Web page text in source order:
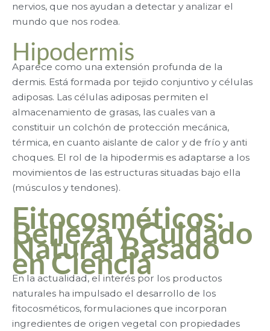
nervios, que nos ayudan a detectar y analizar el
mundo que nos rodea.
Hipodermis
Aparece como una extensión profunda de la
dermis. Está formada por tejido conjuntivo y células
adiposas. Las células adiposas permiten el
almacenamiento de grasas, las cuales van a
constituir un colchón de protección mecánica,
térmica, en cuanto aislante de calor y de frío y anti
choques. El rol de la hipodermis es adaptarse a los
movimientos de las estructuras situadas bajo ella
(músculos y tendones).
Fitocosméticos:
Belleza y Cuidado
Natural Basado
en Ciencia
En la actualidad, el interés por los productos
naturales ha impulsado el desarrollo de los
fitocosméticos, formulaciones que incorporan
ingredientes de origen vegetal con propiedades